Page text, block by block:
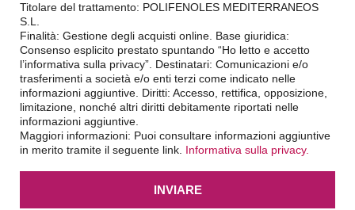
Titolare del trattamento: POLIFENOLES MEDITERRANEOS
S.L.
Finalità: Gestione degli acquisti online. Base giuridica:
Consenso esplicito prestato spuntando “Ho letto e accetto
l’informativa sulla privacy”. Destinatari: Comunicazioni e/o
trasferimenti a società e/o enti terzi come indicato nelle
informazioni aggiuntive. Diritti: Accesso, rettifica, opposizione,
limitazione, nonché altri diritti debitamente riportati nelle
informazioni aggiuntive.
Maggiori informazioni: Puoi consultare informazioni aggiuntive
in merito tramite il seguente link. Informativa sulla privacy.
INVIARE